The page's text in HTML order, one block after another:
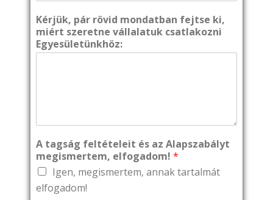
Kérjük, pár rövid mondatban fejtse ki,
miért szeretne vállalatuk csatlakozni
Egyesületünkhöz:
A tagság feltételeit és az Alapszabályt
megismertem, elfogadom! *
Igen, megismertem, annak tartalmát
elfogadom!